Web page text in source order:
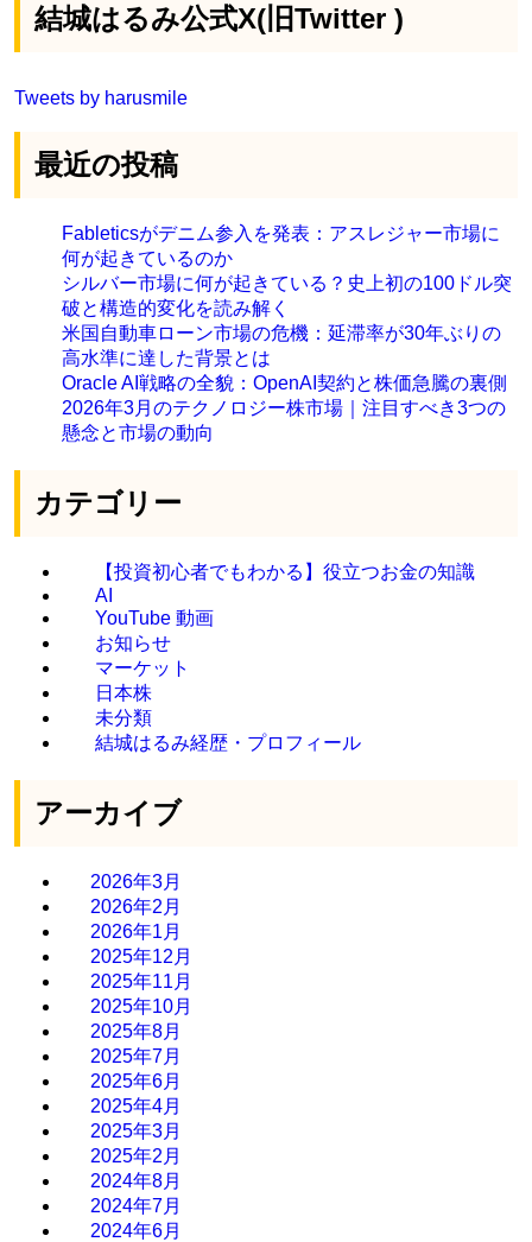
結城はるみ公式X(旧Twitter )
Tweets by harusmile
最近の投稿
Fableticsがデニム参入を発表：アスレジャー市場に
何が起きているのか
シルバー市場に何が起きている？史上初の100ドル突
破と構造的変化を読み解く
米国自動車ローン市場の危機：延滞率が30年ぶりの
高水準に達した背景とは
Oracle AI戦略の全貌：OpenAI契約と株価急騰の裏側
2026年3月のテクノロジー株市場｜注目すべき3つの
懸念と市場の動向
カテゴリー
【投資初心者でもわかる】役立つお金の知識
AI
YouTube 動画
お知らせ
マーケット
日本株
未分類
結城はるみ経歴・プロフィール
アーカイブ
2026年3月
2026年2月
2026年1月
2025年12月
2025年11月
2025年10月
2025年8月
2025年7月
2025年6月
2025年4月
2025年3月
2025年2月
2024年8月
2024年7月
2024年6月